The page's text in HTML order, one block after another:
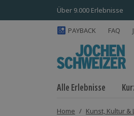
Über 9.000 Erlebnisse
PAYBACK FAQ
Alle Erlebnisse
Home / Kunst, Kultur &